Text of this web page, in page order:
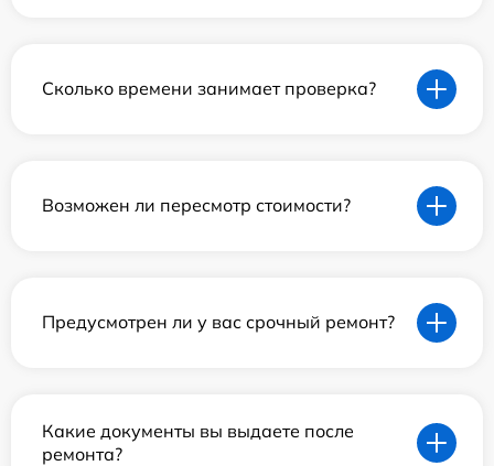
Сколько времени занимает проверка?
Возможен ли пересмотр стоимости?
Предусмотрен ли у вас срочный ремонт?
Какие документы вы выдаете после
ремонта?